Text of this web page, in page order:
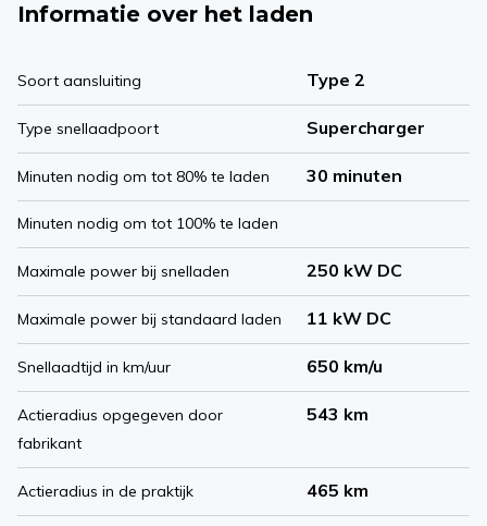
Informatie over het laden
Soort aansluiting Type 2
Type snellaadpoort Supercharger
Minuten nodig om tot 80% te laden 30 minuten
Minuten nodig om tot 100% te laden
Maximale power bij snelladen 250 kW DC
Maximale power bij standaard laden 11 kW DC
Snellaadtijd in km/uur 650 km/u
Actieradius opgegeven door
fabrikant
543 km
Actieradius in de praktijk 465 km